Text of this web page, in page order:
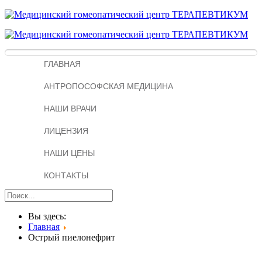
ГЛАВНАЯ
АНТРОПОСОФСКАЯ МЕДИЦИНА
НАШИ ВРАЧИ
ЛИЦЕНЗИЯ
НАШИ ЦЕНЫ
КОНТАКТЫ
Вы здесь:
Главная
Острый пиелонефрит